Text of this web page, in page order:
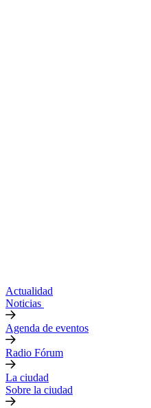
Actualidad
Noticias
Agenda de eventos
Radio Fórum
La ciudad
Sobre la ciudad